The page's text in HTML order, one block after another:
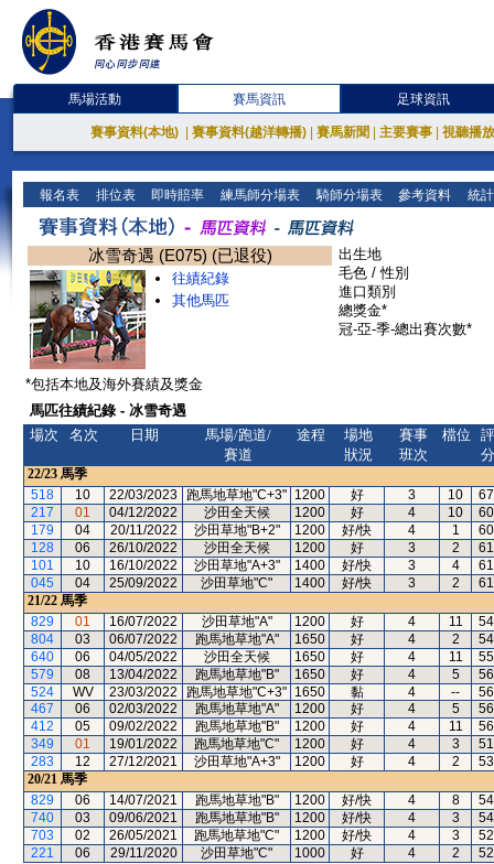
馬場活動 賽馬資訊 足球資訊
賽事資料(本地) 賽事資料(越洋轉播) 賽馬新聞 主要賽事 視聽播
報名表 排位表 即時賠率 練馬師分場表 騎師分場表 參考資料 統
冰雪奇遇 (E075) (已退役)
往績紀錄
其他馬匹
出生地
毛色 / 性別
進口類別
總獎金*
冠-亞-季-總出賽次數*
*包括本地及海外賽績及獎金
馬匹往績紀錄 - 冰雪奇遇
場次
名次 日期
馬場/跑道/
賽道
途程
場地
狀況
賽事
班次
檔位
評
分
22/23 馬季
518
10 22/03/2023 跑馬地草地"C+3" 1200 好 3 10
67
217
01 04/12/2022 沙田全天候 1200 好 4 10
60
179
04 20/11/2022 沙田草地"B+2" 1200 好/快 4 1
60
128
06 26/10/2022 沙田全天候 1200 好 3 2
61
101
10 16/10/2022 沙田草地"A+3" 1400 好/快 3 4
61
045
04 25/09/2022 沙田草地"C" 1400 好/快 3 2
61
21/22 馬季
829
01 16/07/2022 沙田草地"A" 1200 好 4 11
54
804
03 06/07/2022 跑馬地草地"A" 1650 好 4 2
54
640
06 04/05/2022 沙田全天候 1650 好 4 11
55
579
08 13/04/2022 跑馬地草地"B" 1650 好 4 5
56
524
WV 23/03/2022 跑馬地草地"C+3" 1650 黏 4 --
56
467
06 02/03/2022 跑馬地草地"A" 1200 好 4 5
56
412
05 09/02/2022 跑馬地草地"B" 1200 好 4 11
56
349
01 19/01/2022 跑馬地草地"C" 1200 好 4 3
51
283
12 27/12/2021 沙田草地"A+3" 1200 好 4 2
53
20/21 馬季
829
06 14/07/2021 跑馬地草地"B" 1200 好/快 4 8
54
740
03 09/06/2021 跑馬地草地"B" 1200 好/快 4 3
54
703
02 26/05/2021 跑馬地草地"C" 1200 好/快 4 3
52
221
06 29/11/2020 沙田草地"C" 1000 好 4 2 52